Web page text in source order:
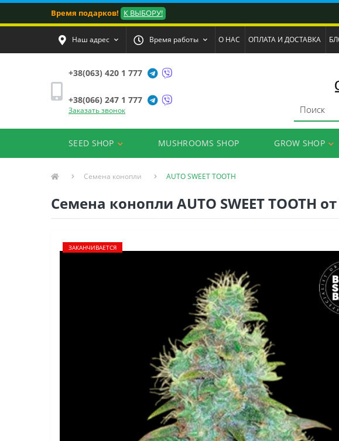
Время подарков! К ВЫБОРУ!
Наш адрес Время работы О НАС ОПЛАТА И ДОСТАВКА
+38(063) 420 1 777
+38(066) 247 1 777
Заказать звонок
SEED SHOP MUSHROOMS SHOP GROW SHOP
Семена конопли AUTO SWEET TOOTH
Семена конопли AUTO SWEET TOOTH
ЗАКАНЧИВАЕТСЯ